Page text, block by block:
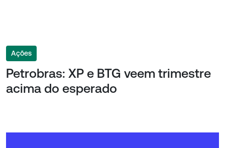
Ações
Petrobras: XP e BTG veem trimestre
acima do esperado